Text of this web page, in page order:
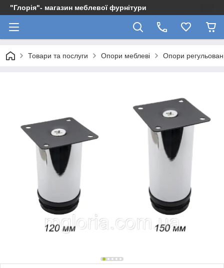
"Глорія"- магазин меблевої фурнітури
Товари та послуги Опори меблеві Опори